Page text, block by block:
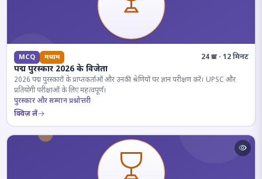
MCQ मध्यम 24 प्रश्न · 12 मिनट
पद्म पुरस्कार 2026 के विजेता
2026 पद्म पुरस्कारों के प्राप्तकर्ताओं और उनकी श्रेणियों पर ज्ञान परीक्षण करें। UPSC और
प्रतियोगी परीक्षाओं के लिए महत्वपूर्ण।
पुरस्कार और सम्मान प्रश्नोत्तरी
क्विज़ लें